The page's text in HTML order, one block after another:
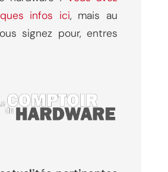
infos ici, mais au
signez pour, entres